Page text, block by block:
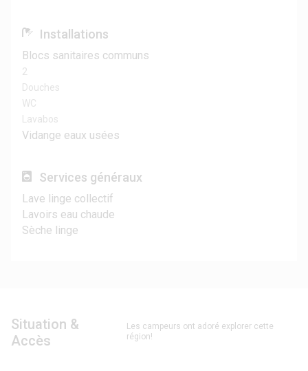
Installations
Blocs sanitaires communs
2
Douches
WC
Lavabos
Vidange eaux usées
Services généraux
Lave linge collectif
Lavoirs eau chaude
Sèche linge
Situation &
Accès
Les campeurs ont adoré explorer cette
région!